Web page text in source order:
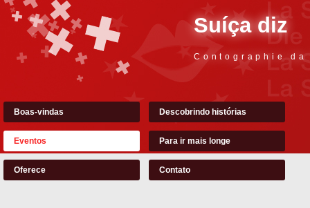
Suíça diz
Contographie
Boas-vindas Descobrindo histórias
Eventos Para ir mais longe
Oferece Contato